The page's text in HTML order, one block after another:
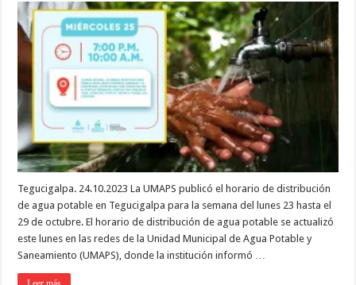
Tegucigalpa. 24.10.2023 La UMAPS publicó el horario de distribución
de agua potable en Tegucigalpa para la semana del lunes 23 hasta el
29 de octubre. El horario de distribución de agua potable se actualizó
este lunes en las redes de la Unidad Municipal de Agua Potable y
Saneamiento (UMAPS), donde la institución informó …